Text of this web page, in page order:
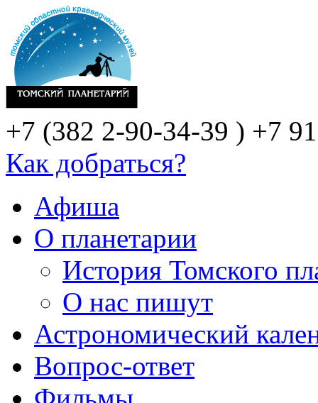
+7 (382 2-90-34-39 ) +7
Как добраться?
Афиша
О планетарии
История Томского
О нас пишут
Астрономический
Вопрос-ответ